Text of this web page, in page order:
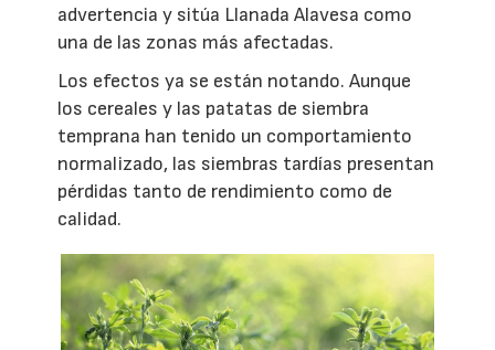
advertencia y sitúa Llanada Alavesa como
una de las zonas más afectadas.
Los efectos ya se están notando. Aunque
los cereales y las patatas de siembra
temprana han tenido un comportamiento
normalizado, las siembras tardías presentan
pérdidas tanto de rendimiento como de
calidad.